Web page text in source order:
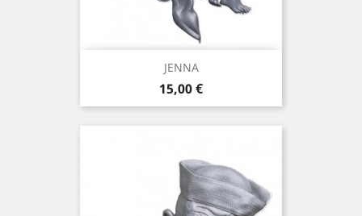
JENNA
Prix
15,00 €